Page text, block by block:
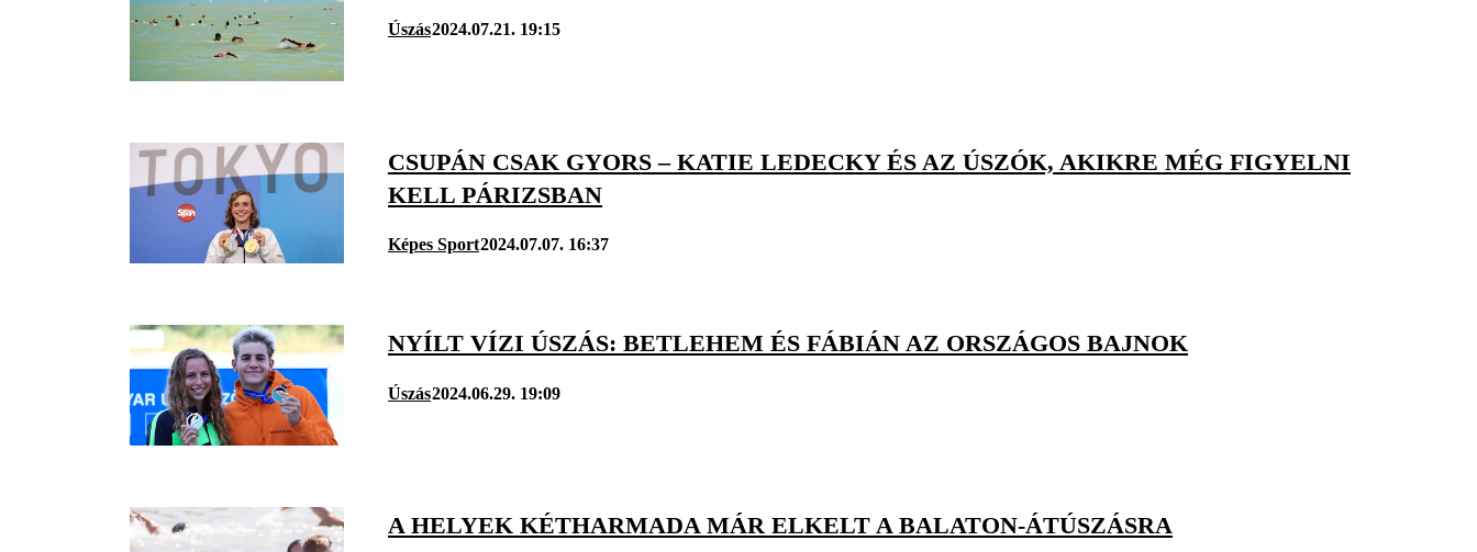
Úszás2024.07.21. 19:15
CSUPÁN CSAK GYORS – KATIE LEDECKY ÉS AZ ÚSZÓK, AKIKRE MÉG FIGYELNI
KELL PÁRIZSBAN
Képes Sport2024.07.07. 16:37
NYÍLT VÍZI ÚSZÁS: BETLEHEM ÉS FÁBIÁN AZ ORSZÁGOS BAJNOK
Úszás2024.06.29. 19:09
A HELYEK KÉTHARMADA MÁR ELKELT A BALATON-ÁTÚSZÁSRA